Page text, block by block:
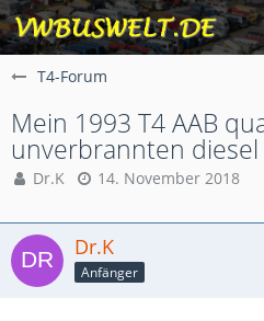
T4-Forum
Mein 1993 T4 AAB
unverbrannten diesel
Dr.K 14. November 2018
Dr.K
Anfänger